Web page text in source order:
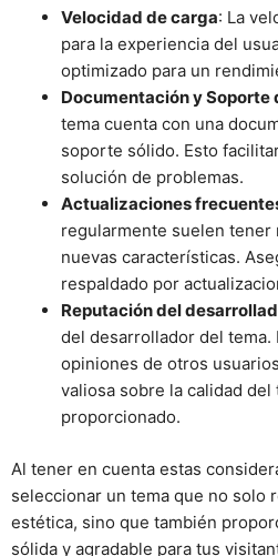
Velocidad de carga: La
para la experiencia del
optimizado para un
Documentación y Soporte
tema cuenta con una
soporte sólido. Esto
solución de problemas.
Actualizaciones
regularmente suelen tener
nuevas características.
respaldado por
Reputación del
del desarrollador del tema.
opiniones de otros
valiosa sobre la calidad
proporcionado.
Al tener en cuenta estas
seleccionar un tema que no solo
estética, sino que también
sólida y agradable para tus